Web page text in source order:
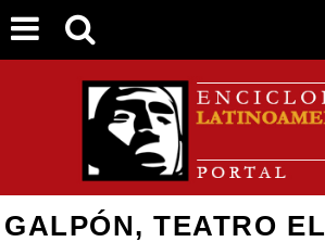
GALPÓN, TEATRO EL